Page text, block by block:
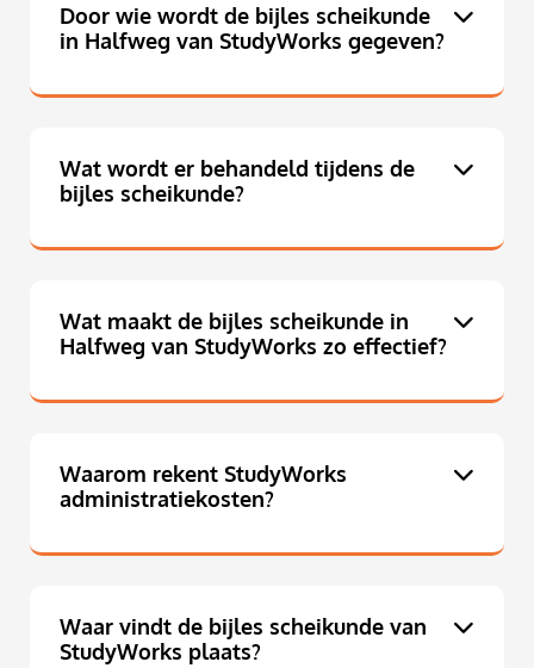
Door wie wordt de bijles scheikunde
in Halfweg van StudyWorks gegeven?
Wat wordt er behandeld tijdens de
bijles scheikunde?
Wat maakt de bijles scheikunde in
Halfweg van StudyWorks zo effectief?
Waarom rekent StudyWorks
administratiekosten?
Waar vindt de bijles scheikunde van
StudyWorks plaats?